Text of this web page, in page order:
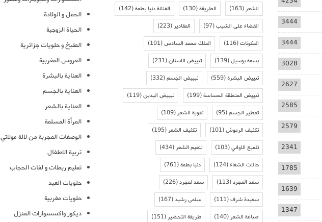
3444
3444
3028
2627
2585
2579
2341
1785
1639
1347
الشعر(163) الطريقة(130) الفنانة دنيا بطمة(142)
القضاء على الشيب(97) المقادير(223)
المكونات(116) الملك محمد السادس(101)
بسمة بوسيل(139) تبييض الاسنان(231)
تبييض البشرة(559) تبييض الجسم(332)
تبييض المنطقة الحساسة(199) تبييض اليدين(119)
تعطير الجسم(95) تقوية الشعر(109)
تكثيف الرموش(101) تكثيف الشعر(195)
تلميع الاواني(103) تنعيم الشعر(434)
حالات الشفاء(124) دنيا بطمة(761)
سعد المجرد(113) سعد لمجرد(226)
سعيدة شرف(111) سلمى رشيد(167)
صباغة الشعر(140) طريقة التحضير(151)
الحمل و الولادة
الحياة الزوجية
الطبخ و حلويات جزائرية
العروس المغربية
العناية بالبشرة
العناية بالجسم
العناية بالشعر
المرأة المسلمة
الوصفات المجربة من لالة مولاتي
تربية الاطفال
تعليم ربطات و لفات الحجاب
حلويات العيد
حلويات مغربية
ديكور واكسسوارات المنزل